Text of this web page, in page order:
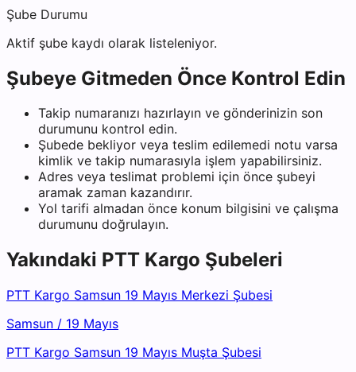
Şube Durumu
Aktif şube kaydı olarak listeleniyor.
Şubeye Gitmeden Önce Kontrol Edin
Takip numaranızı hazırlayın ve gönderinizin son
durumunu kontrol edin.
Şubede bekliyor veya teslim edilemedi notu varsa
kimlik ve takip numarasıyla işlem yapabilirsiniz.
Adres veya teslimat problemi için önce şubeyi
aramak zaman kazandırır.
Yol tarifi almadan önce konum bilgisini ve çalışma
durumunu doğrulayın.
Yakındaki PTT Kargo Şubeleri
PTT Kargo Samsun 19 Mayıs Merkezi Şubesi
Samsun / 19 Mayıs
PTT Kargo Samsun 19 Mayıs Muşta Şubesi